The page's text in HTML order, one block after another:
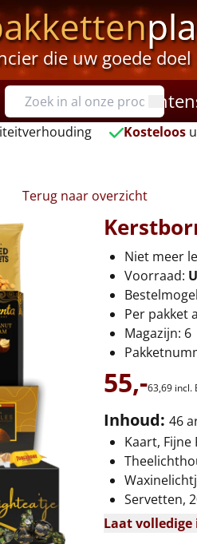
die uw goede
Kosteloos
Terug naar overzicht
Niet meer
Voorraad:
Per pakket
Magazijn: 6
55,-63,69 incl.
Inhoud: 46
Kaart, Fijne
Servetten,
Laat